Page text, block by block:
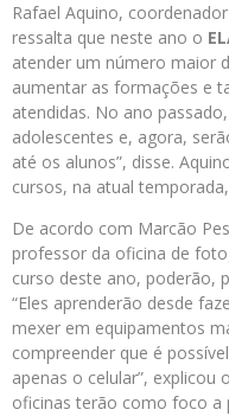
Rafael Aquino,
ressalta que neste ano o
atender um número maior
aumentar as formações e
atendidas. No ano
adolescentes e, agora,
até os alunos”, disse.
cursos, na atual
De acordo com Marcão
professor da oficina de
curso deste ano, poderão,
“Eles aprenderão desde
mexer em equipamentos
compreender que é
apenas o celular”, explicou
oficinas terão como foco a